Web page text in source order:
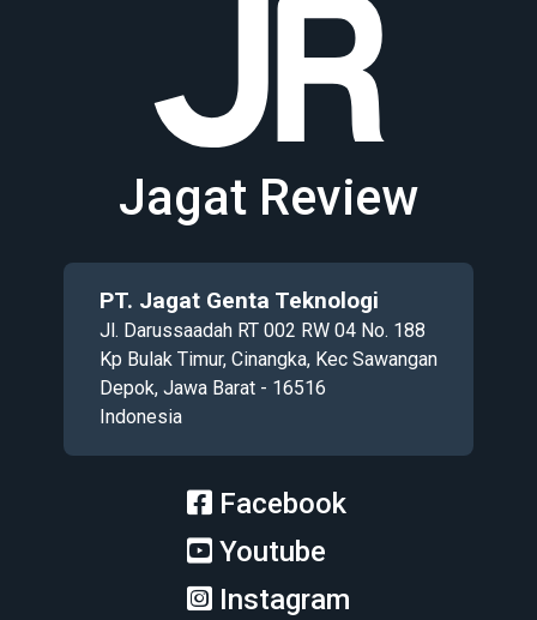
Jagat Review
PT. Jagat Genta Teknologi
Jl. Darussaadah RT 002 RW 04 No. 188
Kp Bulak Timur, Cinangka, Kec Sawangan
Depok, Jawa Barat - 16516
Indonesia
Facebook
Youtube
Instagram